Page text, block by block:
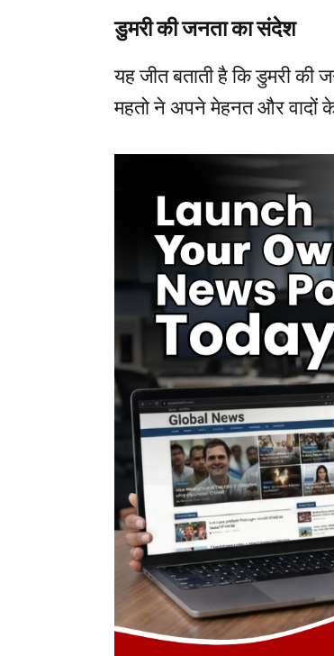
डुमरी की जनता का संदेश
यह जीत बताती है कि डुमरी की
महतो ने अपने मेहनत और वादों